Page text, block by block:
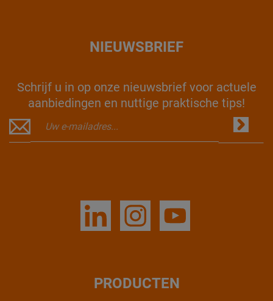
NIEUWSBRIEF
Schrijf u in op onze nieuwsbrief voor actuele
aanbiedingen en nuttige praktische tips!
PRODUCTEN